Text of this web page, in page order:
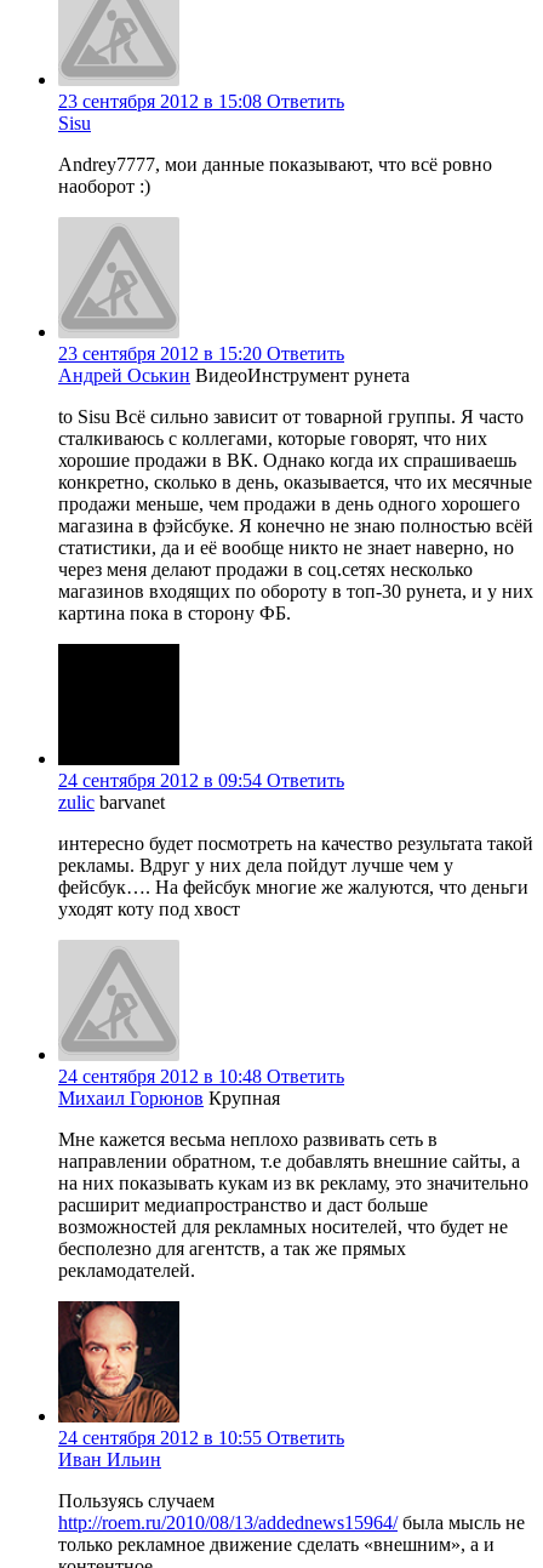
23 сентября 2012 в 15:08 Ответить
Sisu
Andrey7777, мои данные показывают, что всё ровно
наоборот :)
23 сентября 2012 в 15:20 Ответить
Андрей Оськин ВидеоИнструмент рунета
to Sisu Всё сильно зависит от товарной группы. Я часто
сталкиваюсь с коллегами, которые говорят, что них
хорошие продажи в ВК. Однако когда их спрашиваешь
конкретно, сколько в день, оказывается, что их месячные
продажи меньше, чем продажи в день одного хорошего
магазина в фэйсбуке. Я конечно не знаю полностью всёй
статистики, да и её вообще никто не знает наверно, но
через меня делают продажи в соц.сетях несколько
магазинов входящих по обороту в топ-30 рунета, и у них
картина пока в сторону ФБ.
24 сентября 2012 в 09:54 Ответить
zulic barvanet
интересно будет посмотреть на качество результата такой
рекламы. Вдруг у них дела пойдут лучше чем у
фейсбук…. На фейсбук многие же жалуются, что деньги
уходят коту под хвост
24 сентября 2012 в 10:48 Ответить
Михаил Горюнов Крупная
Мне кажется весьма неплохо развивать сеть в
направлении обратном, т.е добавлять внешние сайты, а
на них показывать кукам из вк рекламу, это значительно
расширит медиапространство и даст больше
возможностей для рекламных носителей, что будет не
бесполезно для агентств, а так же прямых
рекламодателей.
24 сентября 2012 в 10:55 Ответить
Иван Ильин
Пользуясь случаем
http://roem.ru/2010/08/13/addednews15964/была мысль не
только рекламное движение сделать «внешним», а и